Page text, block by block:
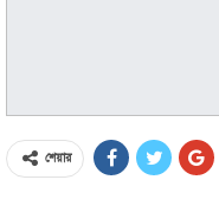
শেয়ার
আন্তর্জাতিক